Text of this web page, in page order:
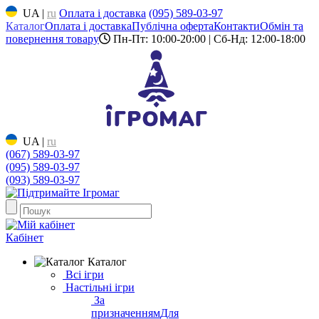
UA | ru Оплата і доставка (095) 589-03-97
КаталогОплата і доставкаПублічна офертаКонтактиОбмін та
повернення товару
Пн-Пт: 10:00-20:00 | Сб-Нд: 12:00-18:00
UA | ru
(067) 589-03-97
(095) 589-03-97
(093) 589-03-97
Кабінет
Каталог
Всі ігри
Настільні ігри
За
призначеннямДля